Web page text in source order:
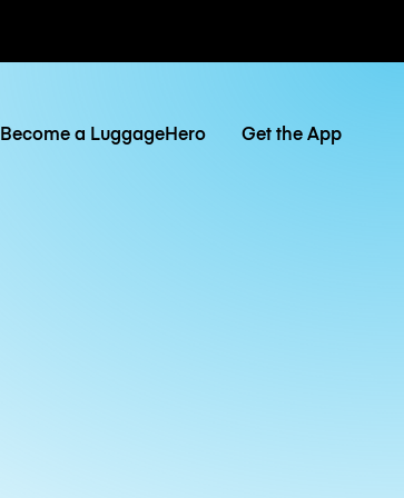
Become a LuggageHero Get the App